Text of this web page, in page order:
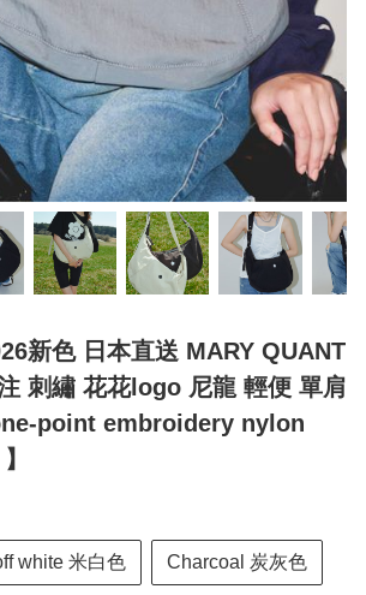
新色 日本直送 MARY QUANT
刺繡 花花logo 尼龍 輕便 單肩
point embroidery nylon
white 米白色 Charcoal 炭灰色